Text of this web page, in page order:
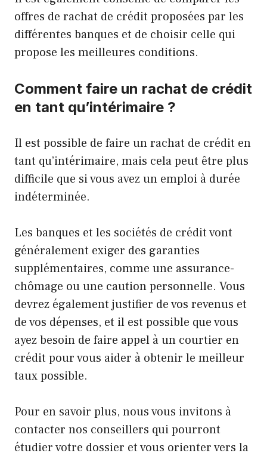
offres de rachat de crédit proposées par les
différentes banques et de choisir celle qui
propose les meilleures conditions.
Comment faire un rachat de crédit
en tant qu’intérimaire ?
Il est possible de faire un rachat de crédit en
tant qu’intérimaire, mais cela peut être plus
difficile que si vous avez un emploi à durée
indéterminée.
Les banques et les sociétés de crédit vont
généralement exiger des garanties
supplémentaires, comme une assurance-
chômage ou une caution personnelle. Vous
devrez également justifier de vos revenus et
de vos dépenses, et il est possible que vous
ayez besoin de faire appel à un courtier en
crédit pour vous aider à obtenir le meilleur
taux possible.
Pour en savoir plus, nous vous invitons à
contacter nos conseillers qui pourront
étudier votre dossier et vous orienter vers la